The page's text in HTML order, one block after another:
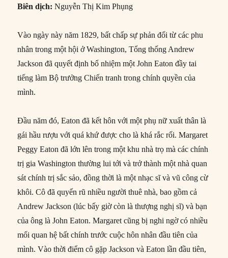
Biên dịch: Nguyễn Thị Kim Phụng
Vào ngày này năm 1829, bất chấp sự phản đối từ các phu
nhân trong một hội ở Washington, Tổng thống Andrew
Jackson đã quyết định bổ nhiệm một John Eaton đầy tai
tiếng làm Bộ trưởng Chiến tranh trong chính quyền của
mình.
Đầu năm đó, Eaton đã kết hôn với một phụ nữ xuất thân là
gái hầu rượu với quá khứ được cho là khá rắc rối. Margaret
Peggy Eaton đã lớn lên trong một khu nhà trọ mà các chính
trị gia Washington thường lui tới và trở thành một nhà quan
sát chính trị sắc sảo, đồng thời là một nhạc sĩ và vũ công cừ
khôi. Cô đã quyến rũ nhiều người thuê nhà, bao gồm cả
Andrew Jackson (lúc bấy giờ còn là thượng nghị sĩ) và bạn
của ông là John Eaton. Margaret cũng bị nghi ngờ có nhiều
mối quan hệ bất chính trước cuộc hôn nhân đầu tiên của
mình. Vào thời điểm cô gặp Jackson và Eaton lần đầu tiên,